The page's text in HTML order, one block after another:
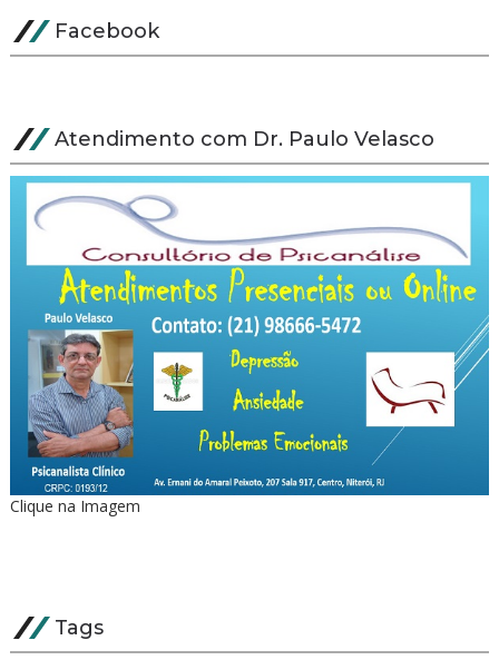
Facebook
Atendimento com Dr. Paulo Velasco
Clique na Imagem
Tags